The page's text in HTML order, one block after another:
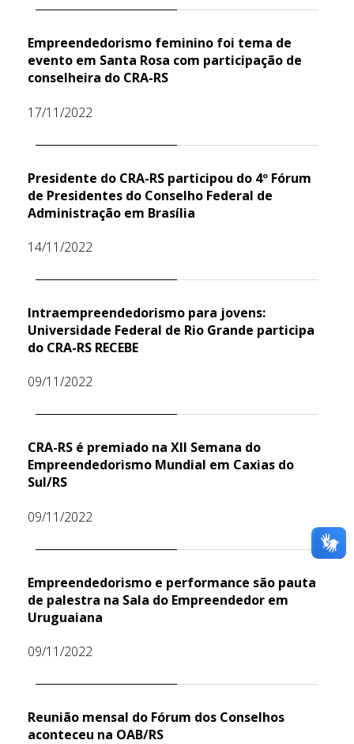
Empreendedorismo feminino foi tema de
evento em Santa Rosa com participação de
conselheira do CRA-RS
17/11/2022
Presidente do CRA-RS participou do 4º Fórum
de Presidentes do Conselho Federal de
Administração em Brasília
14/11/2022
Intraempreendedorismo para jovens:
Universidade Federal de Rio Grande participa
do CRA-RS RECEBE
09/11/2022
CRA-RS é premiado na XII Semana do
Empreendedorismo Mundial em Caxias do
Sul/RS
09/11/2022
Empreendedorismo e performance são pauta
de palestra na Sala do Empreendedor em
Uruguaiana
09/11/2022
Reunião mensal do Fórum dos Conselhos
aconteceu na OAB/RS